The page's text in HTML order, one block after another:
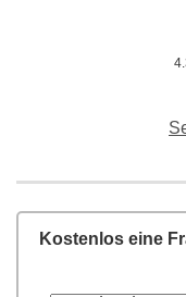
Kostenlos eine